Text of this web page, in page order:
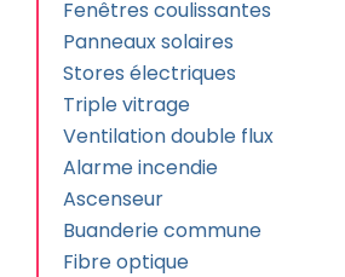
Fenêtres coulissantes
Panneaux solaires
Stores électriques
Triple vitrage
Ventilation double flux
Alarme incendie
Ascenseur
Buanderie commune
Fibre optique